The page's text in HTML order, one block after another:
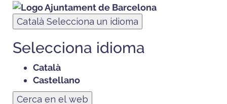
Català Selecciona un idioma
Selecciona idioma
Català
Castellano
Cerca en el web